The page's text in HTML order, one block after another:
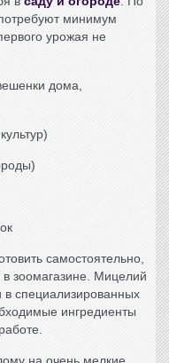
минимум
урожая не
дома,
самостоятельно,
зоомагазине. Мицелий
в специализированных
ингредиенты